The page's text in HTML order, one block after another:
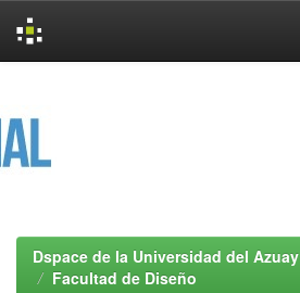
Dspace de la Universidad del Azuay
Facultad de Diseño